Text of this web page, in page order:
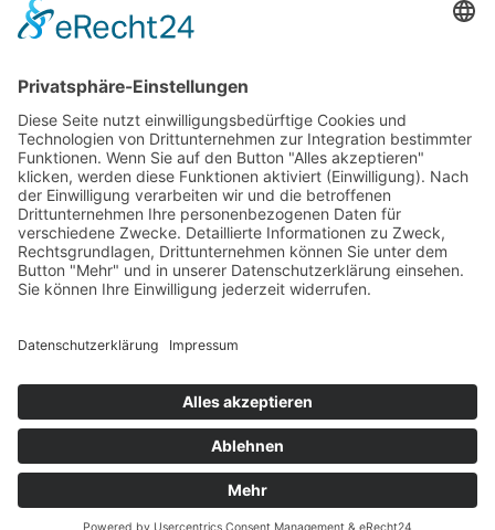
Mo – Do: 8:00 – 14:00 Uhr
Termine außerhalb unserer Geschäftszeiten nur
nach Absprache.
Folgt uns auf facebook
MTV 1860 Erfurt e.V. 2019 | Webdesign
This site is protected by reCAPTCHA and the Google Privacy Policy